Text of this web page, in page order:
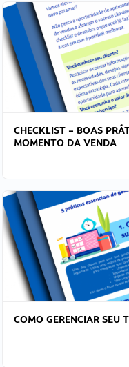
CHECKLIST – BOAS
MOMENTO DA VENDA
COMO GERENCIAR SEU